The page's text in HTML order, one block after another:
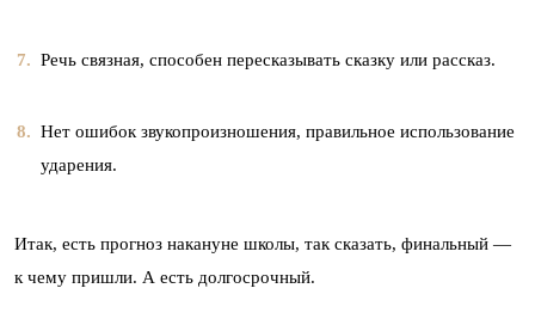
Речь связная, способен пересказывать сказку или рассказ.
Нет ошибок звукопроизношения, правильное использование
ударения.
Итак, есть прогноз накануне школы, так сказать, финальный —
к чему пришли. А есть долгосрочный.